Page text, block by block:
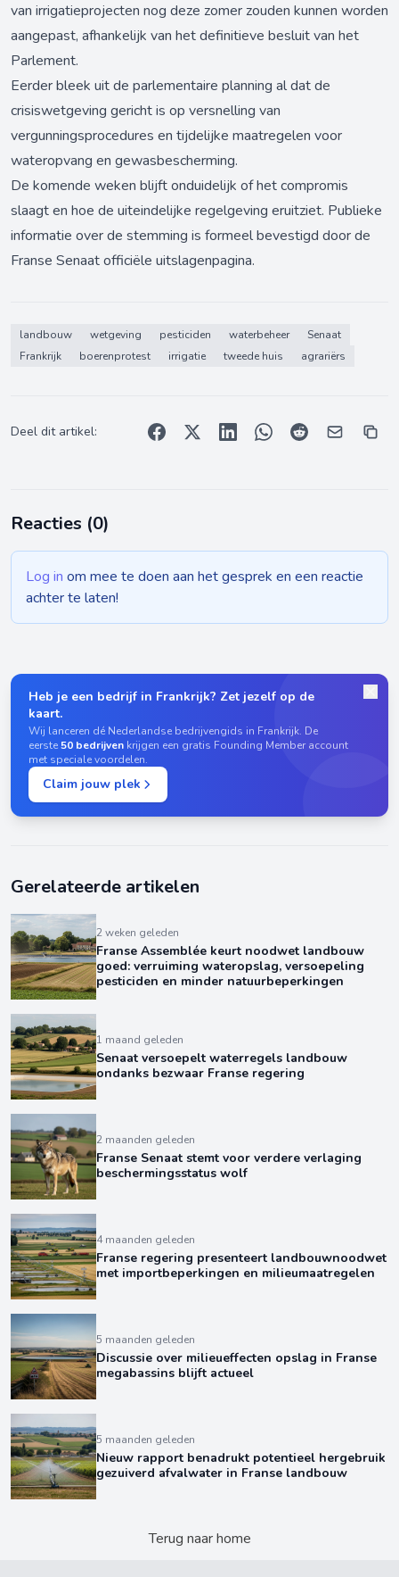
van irrigatieprojecten nog deze zomer zouden kunnen worden
aangepast, afhankelijk van het definitieve besluit van het
Parlement.
Eerder bleek uit de parlementaire planning al dat de
crisiswetgeving gericht is op versnelling van
vergunningsprocedures en tijdelijke maatregelen voor
wateropvang en gewasbescherming.
De komende weken blijft onduidelijk of het compromis
slaagt en hoe de uiteindelijke regelgeving eruitziet. Publieke
informatie over de stemming is formeel bevestigd door de
Franse Senaatofficiële uitslagenpagina.
landbouw wetgeving pesticiden waterbeheer
Senaat
Frankrijk
boerenprotest irrigatie tweede huis agrariërs
Deel dit artikel:
Reacties (0)
Log in om mee te doen aan het gesprek en een reactie
achter te laten!
Heb je een bedrijf in Frankrijk? Zet jezelf op de
kaart.
Wij lanceren dé Nederlandse bedrijvengids in Frankrijk. De
eerste50 bedrijven krijgen een gratis Founding Member account
met speciale voordelen.
Claim jouw plek
Gerelateerde artikelen
2 weken geleden
Franse Assemblée keurt noodwet landbouw
goed: verruiming wateropslag, versoepeling
pesticiden en minder natuurbeperkingen
1 maand geleden
Senaat versoepelt waterregels landbouw
ondanks bezwaar Franse regering
2 maanden geleden
Franse Senaat stemt voor verdere verlaging
beschermingsstatus wolf
4 maanden geleden
Franse regering presenteert landbouwnoodwet
met importbeperkingen en milieumaatregelen
5 maanden geleden
Discussie over milieueffecten opslag in Franse
megabassins blijft actueel
5 maanden geleden
Nieuw rapport benadrukt potentieel hergebruik
gezuiverd afvalwater in Franse landbouw
Terug naar home